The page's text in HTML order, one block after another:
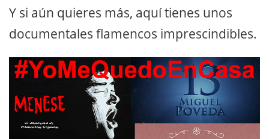
Y si aún quieres más, aquí tienes unos
documentales flamencos imprescindibles.